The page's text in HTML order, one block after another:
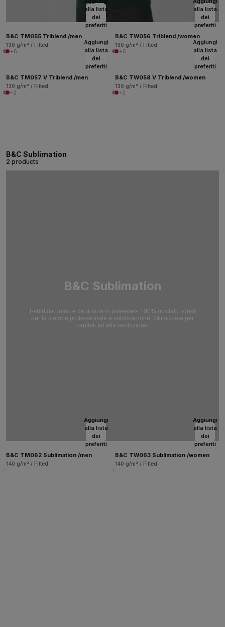
alla lista
dei
preferiti
B&C TM055 Triblend /men
130 g/m² / Fitted
+6
alla lista
dei
preferiti
B&C TW056 Triblend /women
130 g/m² / Fitted
+6
Aggiungi
alla lista
dei
preferiti
B&C TM057 V Triblend /men
130 g/m² / Fitted
+2
Aggiungi
alla lista
dei
preferiti
B&C TW058 V Triblend /women
130 g/m² / Fitted
+2
B&C Sublimation
2 products
B&C Sublimation
T-shirt da uomo e da donna in poliestere 100% riciclato, ideali
per la stampa professionale a sublimazione. Ottimizzate per
risultati ad alta risoluzione.
Aggiungi
alla lista
dei
preferiti
B&C TM062 Sublimation /men
140 g/m² / Fitted
Aggiungi
alla lista
dei
preferiti
B&C TW063 Sublimation /women
140 g/m² / Fitted